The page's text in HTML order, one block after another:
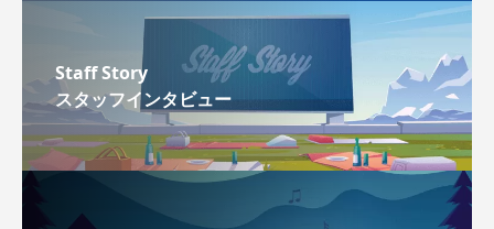
Staff Story
スタッフインタビュー